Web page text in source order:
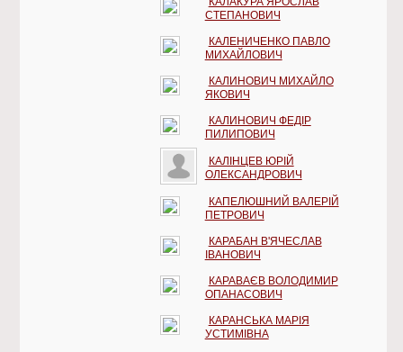
СТЕПАНОВИЧ
КАЛЕНИЧЕНКО ПАВЛО
МИХАЙЛОВИЧ
КАЛИНОВИЧ МИХАЙЛО
ЯКОВИЧ
КАЛИНОВИЧ ФЕДІР
ПИЛИПОВИЧ
КАЛІНЦЕВ ЮРІЙ
ОЛЕКСАНДРОВИЧ
КАПЕЛЮШНИЙ ВАЛЕРІЙ
ПЕТРОВИЧ
КАРАБАН В'ЯЧЕСЛАВ
ІВАНОВИЧ
КАРАВАЄВ ВОЛОДИМИР
ОПАНАСОВИЧ
КАРАНСЬКА МАРІЯ
УСТИМІВНА